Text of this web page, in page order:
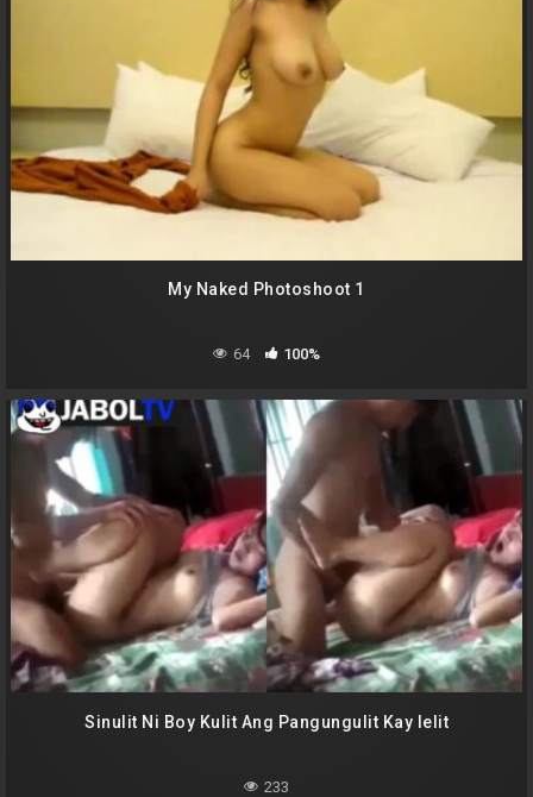
My Naked Photoshoot 1
64 100%
Sinulit Ni Boy Kulit Ang Pangungulit Kay lelit
233